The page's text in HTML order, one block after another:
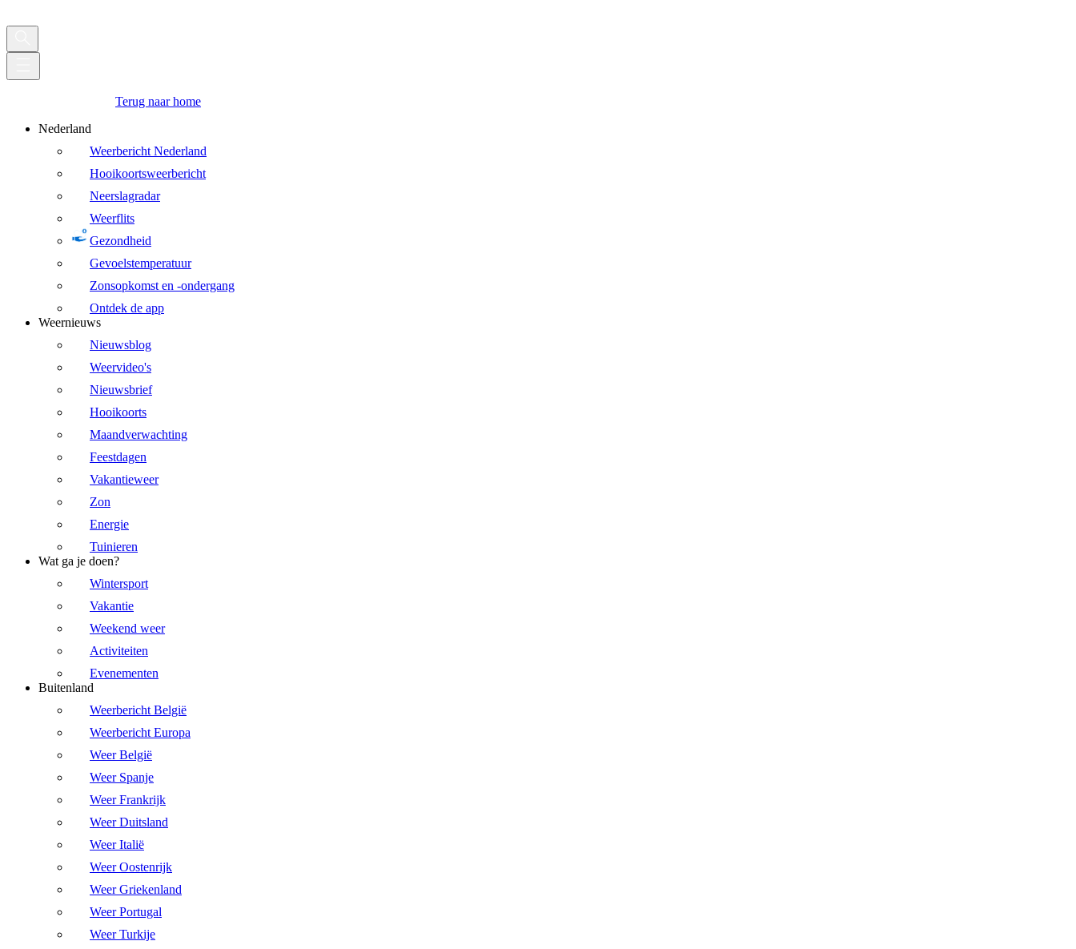
Terug naar home
Nederland
Weerbericht Nederland
Hooikoortsweerbericht
Neerslagradar
Weerflits
Gezondheid
Gevoelstemperatuur
Zonsopkomst en -ondergang
Ontdek de app
Weernieuws
Nieuwsblog
Weervideo's
Nieuwsbrief
Hooikoorts
Maandverwachting
Feestdagen
Vakantieweer
Zon
Energie
Tuinieren
Wat ga je doen?
Wintersport
Vakantie
Weekend weer
Activiteiten
Evenementen
Buitenland
Weerbericht België
Weerbericht Europa
Weer België
Weer Spanje
Weer Frankrijk
Weer Duitsland
Weer Italië
Weer Oostenrijk
Weer Griekenland
Weer Portugal
Weer Turkije